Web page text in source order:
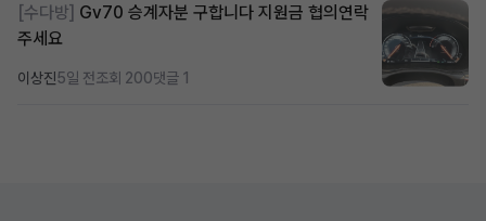
[수다방] Gv70 승계자분 구합니다 지원금 협의연락
주세요
이상진5일 전조회 200댓글 1